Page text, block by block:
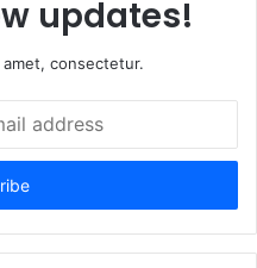
updates!
consectetur.